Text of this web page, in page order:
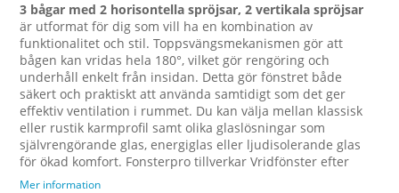
3 bågar med 2 horisontella spröjsar, 2 vertikala spröjsar
är utformat för dig som vill ha en kombination av
funktionalitet och stil. Toppsvängsmekanismen gör att
bågen kan vridas hela 180°, vilket gör rengöring och
underhåll enkelt från insidan. Detta gör fönstret både
säkert och praktiskt att använda samtidigt som det ger
effektiv ventilation i rummet. Du kan välja mellan klassisk
eller rustik karmprofil samt olika glaslösningar som
självrengörande glas, energiglas eller ljudisolerande glas
för ökad komfort. Fonsterpro tillverkar Vridfönster efter
mått så att de passar perfekt till ditt projekt, oavsett om det
Mer information